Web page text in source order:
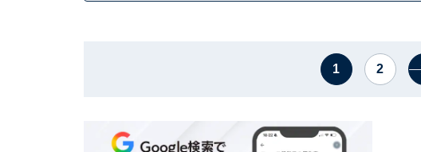
1 2